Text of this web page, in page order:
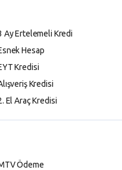
Ay Ertelemeli Kredi
Hesap
Kredisi
Kredisi
El Araç Kredisi
Ödeme